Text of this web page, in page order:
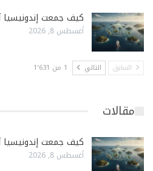
كيف جمعت إندونيسيا
أغسطس 8, 2026
السابق التالي 1 من 1٬631
مقالات
كيف جمعت إندونيسيا
أغسطس 8, 2026